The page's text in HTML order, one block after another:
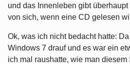
und das Innenleben gibt
von sich, wenn eine CD gelesen
Ok, was ich nicht bedacht hatte: Da
Windows 7 drauf und es war ein
ich mal raushatte, wie man diesem